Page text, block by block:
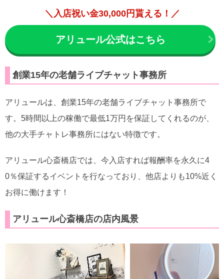
＼入店祝い金30,000円貰える！／
アリュール公式はこちら
創業15年の老舗ライブチャット事務所
アリュールは、創業15年の老舗ライブチャット事務所で
す。5時間以上の稼働で最低1万円を保証してくれるのが、
他の大手チャトレ事務所にはない特徴です。
アリュール心斎橋店では、今入店すれば報酬率を永久に4
0％保証するイベントを行なっており、他店よりも10%近く
お得に働けます！
アリュール心斎橋店の店内風景